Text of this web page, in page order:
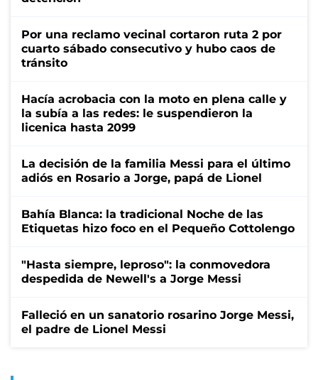
Por una reclamo vecinal cortaron ruta 2 por
cuarto sábado consecutivo y hubo caos de
tránsito
Hacía acrobacia con la moto en plena calle y
la subía a las redes: le suspendieron la
licenica hasta 2099
La decisión de la familia Messi para el último
adiós en Rosario a Jorge, papá de Lionel
Bahía Blanca: la tradicional Noche de las
Etiquetas hizo foco en el Pequeño Cottolengo
"Hasta siempre, leproso": la conmovedora
despedida de Newell's a Jorge Messi
Falleció en un sanatorio rosarino Jorge Messi,
el padre de Lionel Messi